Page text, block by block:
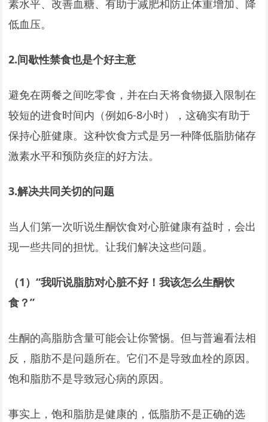
素水平、改善血糖、有助于减肥和防止体重增加、降
低血压。
2.间歇性禁食也是个好主意
避免在两餐之间吃零食，并在白天将食物摄入限制在
较短的进食时间内（例如6-8小时），这确实有助于
保持心脏健康。这种饮食方式是另一种降低脂肪储存
激素水平和预防炎症的好方法。
3.解决共同关切的问题
当人们第一次听说生酮饮食对心脏健康有益时，会出
现一些共同的担忧。让我们解决这些问题。
（1）“我听说脂肪对心脏不好！我该怎么生酮饮
食？”
生酮的高脂肪含量可能会让你警惕。但与普遍看法相
反，脂肪不是问题所在。它们不是导致血栓的原因。
饱和脂肪不是导致冠心病的原因。
事实上，饱和脂肪是健康的，低脂肪不是正确的选